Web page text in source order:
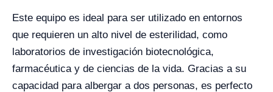
Este equipo es ideal para ser utilizado en entornos
que requieren un alto nivel de esterilidad, como
laboratorios de investigación biotecnológica,
farmacéutica y de ciencias de la vida. Gracias a su
capacidad para albergar a dos personas, es perfecto